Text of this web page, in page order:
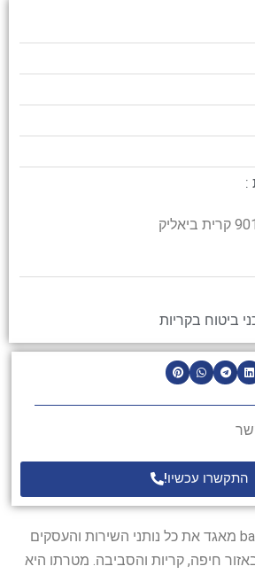
התקשרו עכשיו!
:
ביטוח בקריות
אתר עסקים bakrayot מאגד את כל נותני השירות והעסקים
חיפה, קריות והסביבה. מטרתו היא